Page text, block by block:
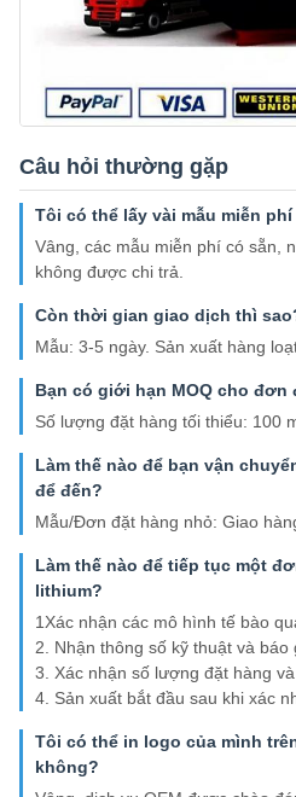
Câu hỏi thường gặp
Tôi có thể lấy vài mẫu miễn
Vâng, các mẫu miễn phí có sẵn,
không được chi trả.
Còn thời gian giao dịch thì
Mẫu: 3-5 ngày. Sản xuất hàng
Bạn có giới hạn MOQ cho
Số lượng đặt hàng tối thiểu: 100
Làm thế nào để bạn vận
để đến?
Mẫu/Đơn đặt hàng nhỏ: Giao
Làm thế nào để tiếp tục một
lithium?
1Xác nhận các mô hình tế bào
2. Nhận thông số kỹ thuật và báo
3. Xác nhận số lượng đặt hàng
4. Sản xuất bắt đầu sau khi xác
Tôi có thể in logo của mình
không?